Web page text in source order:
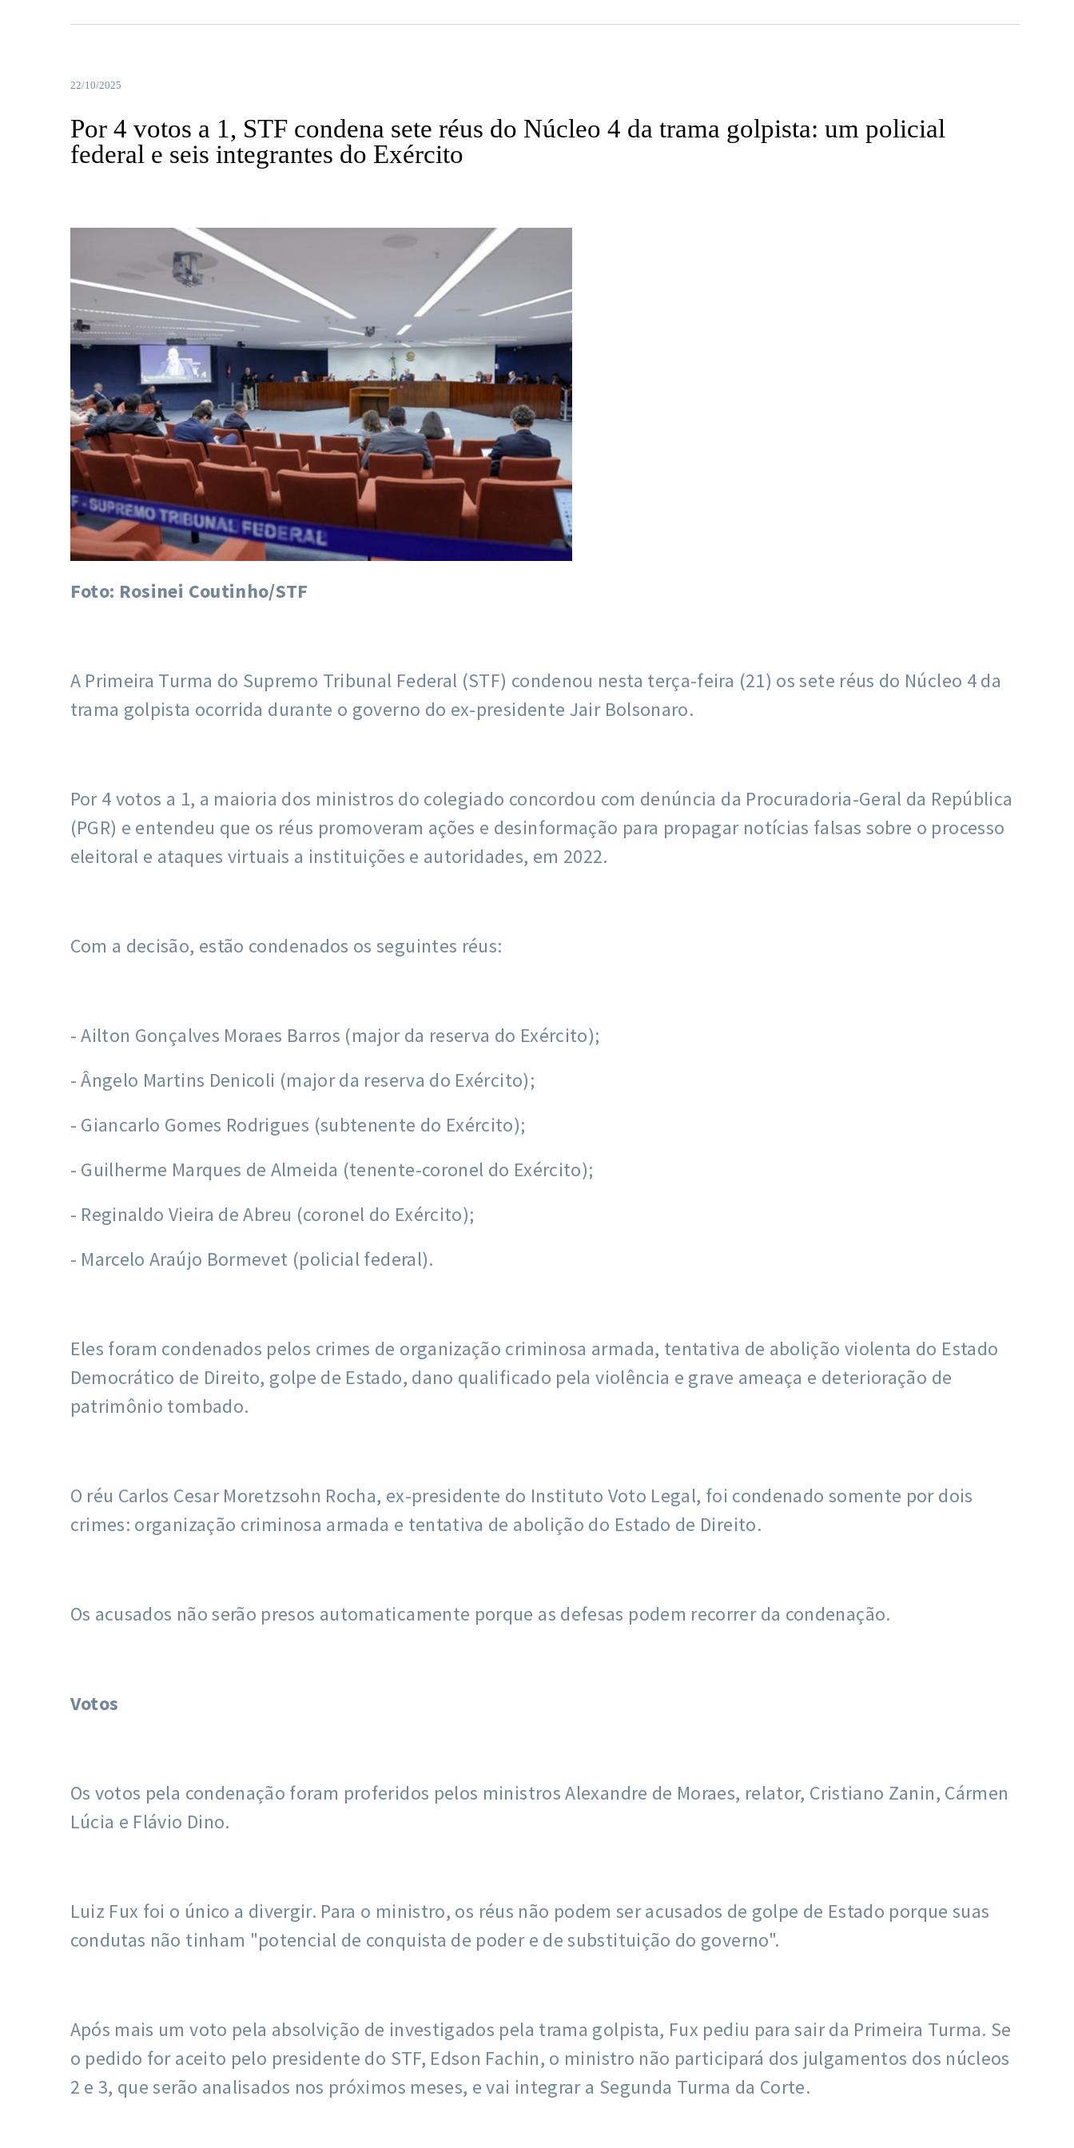
22/10/2025
Por 4 votos a 1, STF condena sete réus do Núcleo 4 da trama golpista: um policial
federal e seis integrantes do Exército
Foto: Rosinei Coutinho/STF
A Primeira Turma do Supremo Tribunal Federal (STF) condenou nesta terça-feira (21) os sete réus do Núcleo 4 da
trama golpista ocorrida durante o governo do ex-presidente Jair Bolsonaro.
Por 4 votos a 1, a maioria dos ministros do colegiado concordou com denúncia da Procuradoria-Geral da República
(PGR) e entendeu que os réus promoveram ações e desinformação para propagar notícias falsas sobre o processo
eleitoral e ataques virtuais a instituições e autoridades, em 2022.
Com a decisão, estão condenados os seguintes réus:
- Ailton Gonçalves Moraes Barros (major da reserva do Exército);
- Ângelo Martins Denicoli (major da reserva do Exército);
- Giancarlo Gomes Rodrigues (subtenente do Exército);
- Guilherme Marques de Almeida (tenente-coronel do Exército);
- Reginaldo Vieira de Abreu (coronel do Exército);
- Marcelo Araújo Bormevet (policial federal).
Eles foram condenados pelos crimes de organização criminosa armada, tentativa de abolição violenta do Estado
Democrático de Direito, golpe de Estado, dano qualificado pela violência e grave ameaça e deterioração de
patrimônio tombado.
O réu Carlos Cesar Moretzsohn Rocha, ex-presidente do Instituto Voto Legal, foi condenado somente por dois
crimes: organização criminosa armada e tentativa de abolição do Estado de Direito.
Os acusados não serão presos automaticamente porque as defesas podem recorrer da condenação.
Votos
Os votos pela condenação foram proferidos pelos ministros Alexandre de Moraes, relator, Cristiano Zanin, Cármen
Lúcia e Flávio Dino.
Luiz Fux foi o único a divergir. Para o ministro, os réus não podem ser acusados de golpe de Estado porque suas
condutas não tinham "potencial de conquista de poder e de substituição do governo".
Após mais um voto pela absolvição de investigados pela trama golpista, Fux pediu para sair da Primeira Turma. Se
o pedido for aceito pelo presidente do STF, Edson Fachin, o ministro não participará dos julgamentos dos núcleos
2 e 3, que serão analisados nos próximos meses, e vai integrar a Segunda Turma da Corte.